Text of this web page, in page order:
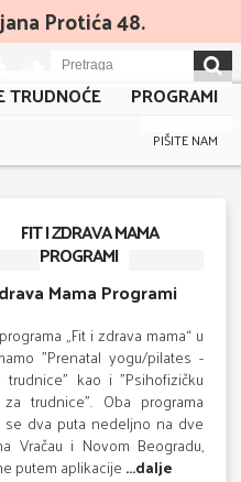
Protića 48.
TRUDNOĆE PROGRAMI
PIŠITE NAM
FIT I ZDRAVA MAMA
PROGRAMI
„Fit i zdrava mama“ u
"Prenatal yogu/pilates -
kao i "Psihofizičku
za trudnice". Oba programa
se dva puta nedeljno na dve
Vračau i Novom Beogradu,
putem aplikacije ...dalje